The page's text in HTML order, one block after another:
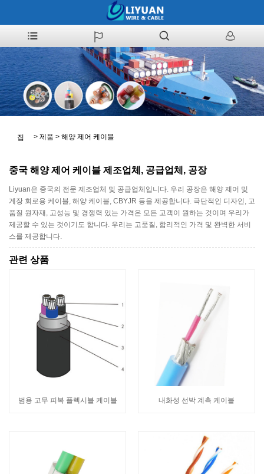
집 > 제품 > 해양 제어 케이블
중국 해양 제어 케이블 제조업체, 공급업체, 공장
Liyuan은 중국의 전문 제조업체 및 공급업체입니다. 우리 공장은 해양 제어 및
계장 회로용 케이블, 해양 케이블, CBYJR 등을 제공합니다. 극단적인 디자인, 고
품질 원자재, 고성능 및 경쟁력 있는 가격은 모든 고객이 원하는 것이며 우리가
제공할 수 있는 것이기도 합니다. 우리는 고품질, 합리적인 가격 및 완벽한 서비
스를 제공합니다.
관련 상품
범용 고무 피복 플렉시블 케이블 내화성 선박 계측 케이블